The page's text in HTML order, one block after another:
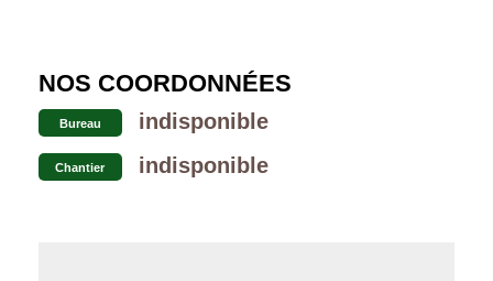
NOS COORDONNÉES
Bureau indisponible
Chantier indisponible